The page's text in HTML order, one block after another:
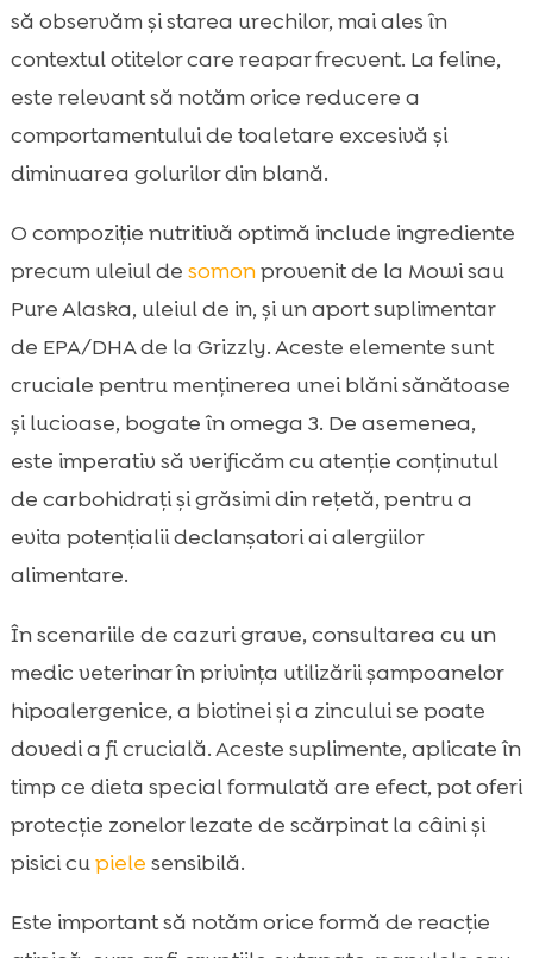
să observăm și starea urechilor, mai ales în
contextul otitelor care reapar frecvent. La feline,
este relevant să notăm orice reducere a
comportamentului de toaletare excesivă și
diminuarea golurilor din blană.
O compoziție nutritivă optimă include ingrediente
precum uleiul de somonprovenit de la Mowi sau
Pure Alaska, uleiul de in, și un aport suplimentar
de EPA/DHA de la Grizzly. Aceste elemente sunt
cruciale pentru menținerea unei blăni sănătoase
și lucioase, bogate în omega 3. De asemenea,
este imperativ să verificăm cu atenție conținutul
de carbohidrați și grăsimi din rețetă, pentru a
evita potențialii declanșatori ai alergiilor
alimentare.
În scenariile de cazuri grave, consultarea cu un
medic veterinar în privința utilizării șampoanelor
hipoalergenice, a biotinei și a zincului se poate
dovedi a fi crucială. Aceste suplimente, aplicate în
timp ce dieta special formulată are efect, pot oferi
protecție zonelor lezate de scărpinat la câini și
pisici cupiele sensibilă.
Este important să notăm orice formă de reacție